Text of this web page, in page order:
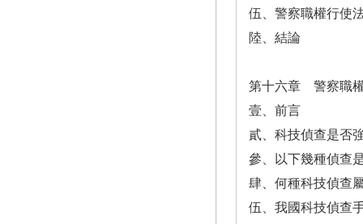
伍、警察職權行使
陸、結論
第十六章 警察職
壹、前言
貳、科技偵查是否
參、以下幾種偵查
肆、何種科技偵查
伍、我國科技偵查